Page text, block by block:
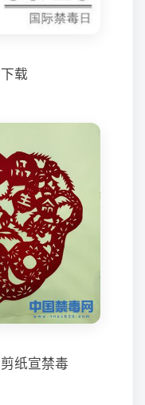
载
纸宣禁毒